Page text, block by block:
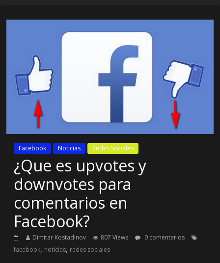
Facebook Noticias Redes Sociales
¿Que es upvotes y
downvotes para
comentarios en
Facebook?
Dimitar Kostadinov 807 Views
0 comentarios
facebook, noticias, redes sociales